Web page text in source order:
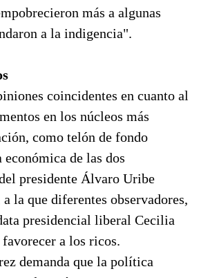
más a algunas
a la indigencia".
coincidentes en cuanto al
en los núcleos más
como telón de fondo
de las dos
presidente Álvaro Uribe
la que diferentes observadores,
presidencial liberal Cecilia
a los ricos.
demanda que la política